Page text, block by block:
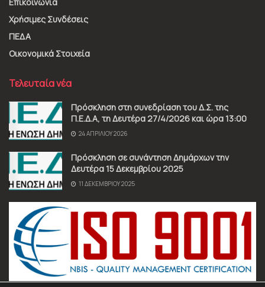
Χρήσιμες Συνδέσεις
ΠΕΔΑ
Οικονομικά Στοιχεία
Τελευταία νέα
Πρόσκληση στη συνεδρίαση του Δ.Σ. της
Π.Ε.Δ.Α, τη Δευτέρα 27/4/2026 και ώρα 13:00
24 ΑΠΡΙΛΊΟΥ 2026
Πρόσκληση σε συνάντηση Δημάρχων την
Δευτέρα 15 Δεκεμβρίου 2025
11 ΔΕΚΕΜΒΡΊΟΥ 2025